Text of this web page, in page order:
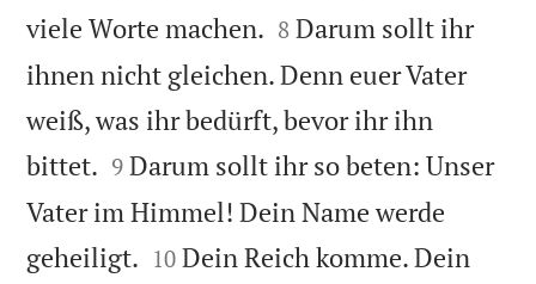
viele Worte machen. 

8 Darum sollt ihr
ihnen nicht gleichen. Denn euer Vater
weiß, was ihr bedürft, bevor ihr ihn
bittet. 

9 Darum sollt ihr so beten: Unser
Vater im Himmel! Dein Name werde
geheiligt. 

10 Dein Reich komme. Dein